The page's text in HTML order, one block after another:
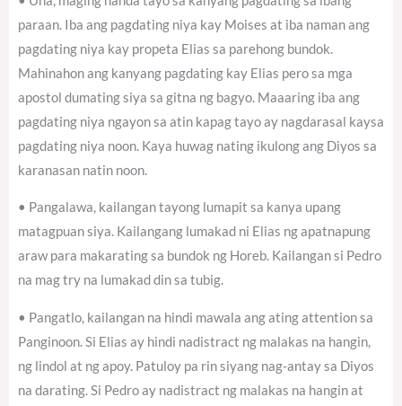
paraan. Iba ang pagdating niya kay Moises at iba naman ang
pagdating niya kay propeta Elias sa parehong bundok.
Mahinahon ang kanyang pagdating kay Elias pero sa mga
apostol dumating siya sa gitna ng bagyo. Maaaring iba ang
pagdating niya ngayon sa atin kapag tayo ay nagdarasal kaysa
pagdating niya noon. Kaya huwag nating ikulong ang Diyos sa
karanasan natin noon.
• Pangalawa, kailangan tayong lumapit sa kanya upang
matagpuan siya. Kailangang lumakad ni Elias ng apatnapung
araw para makarating sa bundok ng Horeb. Kailangan si Pedro
na mag try na lumakad din sa tubig.
• Pangatlo, kailangan na hindi mawala ang ating attention sa
Panginoon. Si Elias ay hindi nadistract ng malakas na hangin,
ng lindol at ng apoy. Patuloy pa rin siyang nag-antay sa Diyos
na darating. Si Pedro ay nadistract ng malakas na hangin at